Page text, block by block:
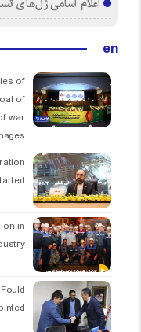
en
of
of
war
in